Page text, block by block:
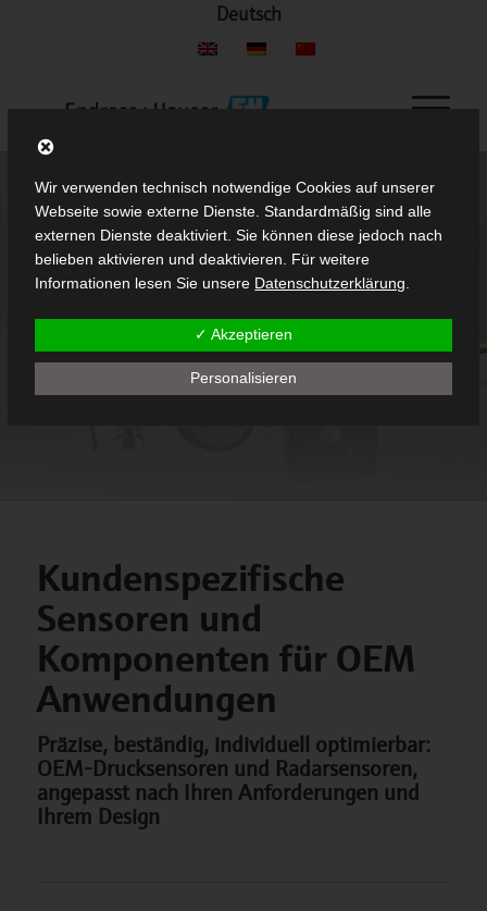
Deutsch
Kundenspezifische
Sensoren und
Komponenten für OEM
Anwendungen
Präzise, beständig, individuell optimierbar:
OEM-Drucksensoren und Radarsensoren,
angepasst nach Ihren Anforderungen und
Ihrem Design
Wir verwenden technisch notwendige Cookies auf unserer
Webseite sowie externe Dienste. Standardmäßig sind alle
externen Dienste deaktiviert. Sie können diese jedoch nach
belieben aktivieren und deaktivieren. Für weitere
Informationen lesen Sie unsere Datenschutzerklärung.
✓ Akzeptieren
Personalisieren